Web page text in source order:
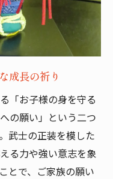
成長の祈り
「お子様の身を守る
の願い」という二つ
武士の正装を模した
る力や強い意志を象
とで、ご家族の願い